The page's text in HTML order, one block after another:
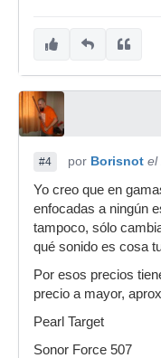
#4 por Borisnot el
Yo creo que en
enfocadas a ningún
tampoco, sólo
qué sonido es cosa
Por esos precios
precio a mayor,
Pearl Target
Sonor Force 507